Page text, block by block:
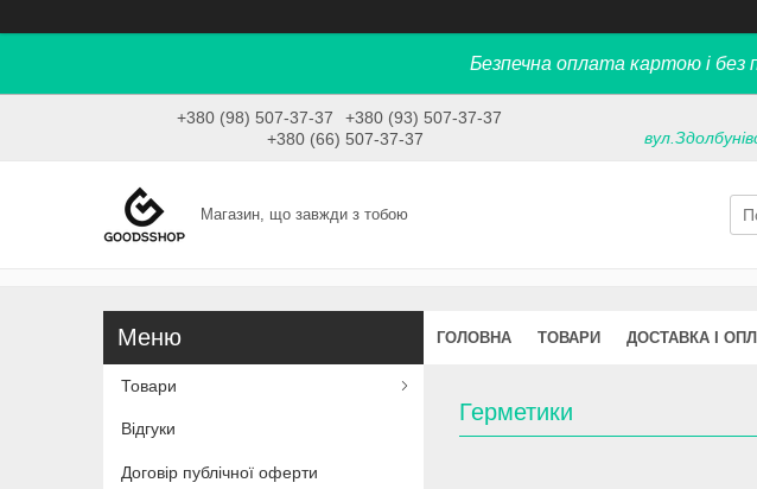
Безпечна оплата картою і без
+380 (98) 507-37-37
+380 (93) 507-37-37
+380 (66) 507-37-37
Магазин, що завжди з тобою
ГОЛОВНА ТОВАРИ ДОСТАВКА І
Герметики
Товари
Відгуки
Договір публічної оферти